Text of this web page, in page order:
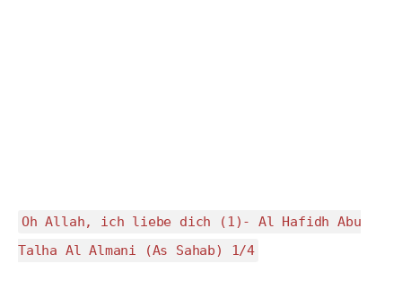
Oh Allah, ich liebe dich (1)- Al Hafidh Abu
Talha Al Almani (As Sahab) 1/4